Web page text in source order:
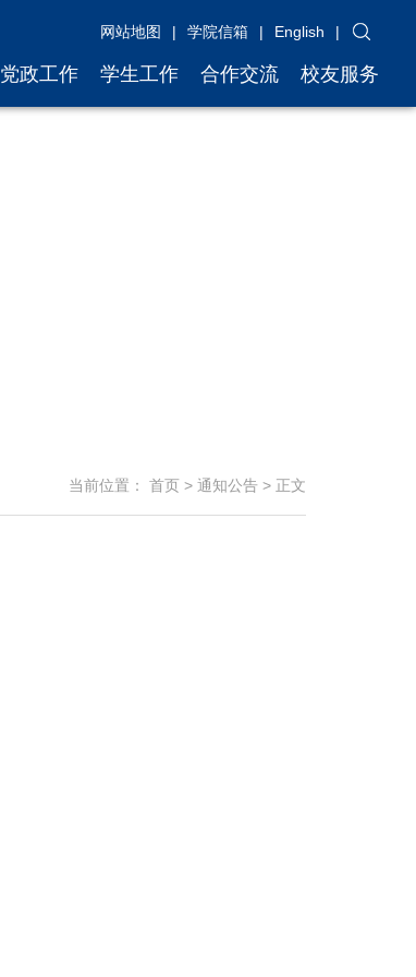
网站地图 | 学院信箱 | English |
党政工作 学生工作 合作交流 校友服务
当前位置：首页 >通知公告 > 正文